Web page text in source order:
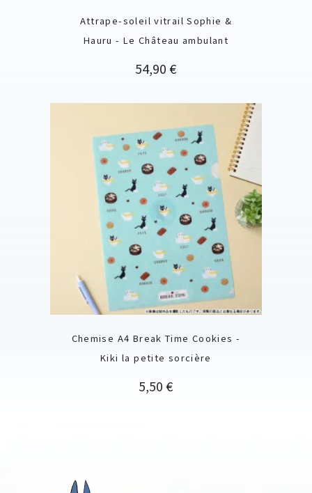
Attrape-soleil vitrail Sophie &
Hauru - Le Château ambulant
Prix
54,90 €
Chemise A4 Break Time Cookies -
Kiki la petite sorcière
Prix
5,50 €